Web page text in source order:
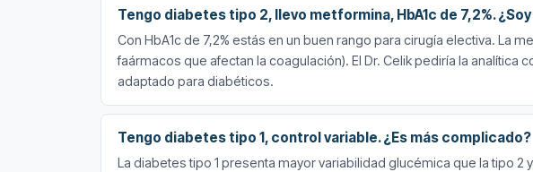
Tengo diabetes tipo 2, llevo metformina, HbA1c de 7,2%.
Con HbA1c de 7,2% estás en un buen rango para cirugía electiva.
faármacos que afectan la coagulación). El Dr. Celik pediría la
adaptado para diabéticos.
Tengo diabetes tipo 1, control variable. ¿Es más complicado?
La diabetes tipo 1 presenta mayor variabilidad glucémica que la tipo